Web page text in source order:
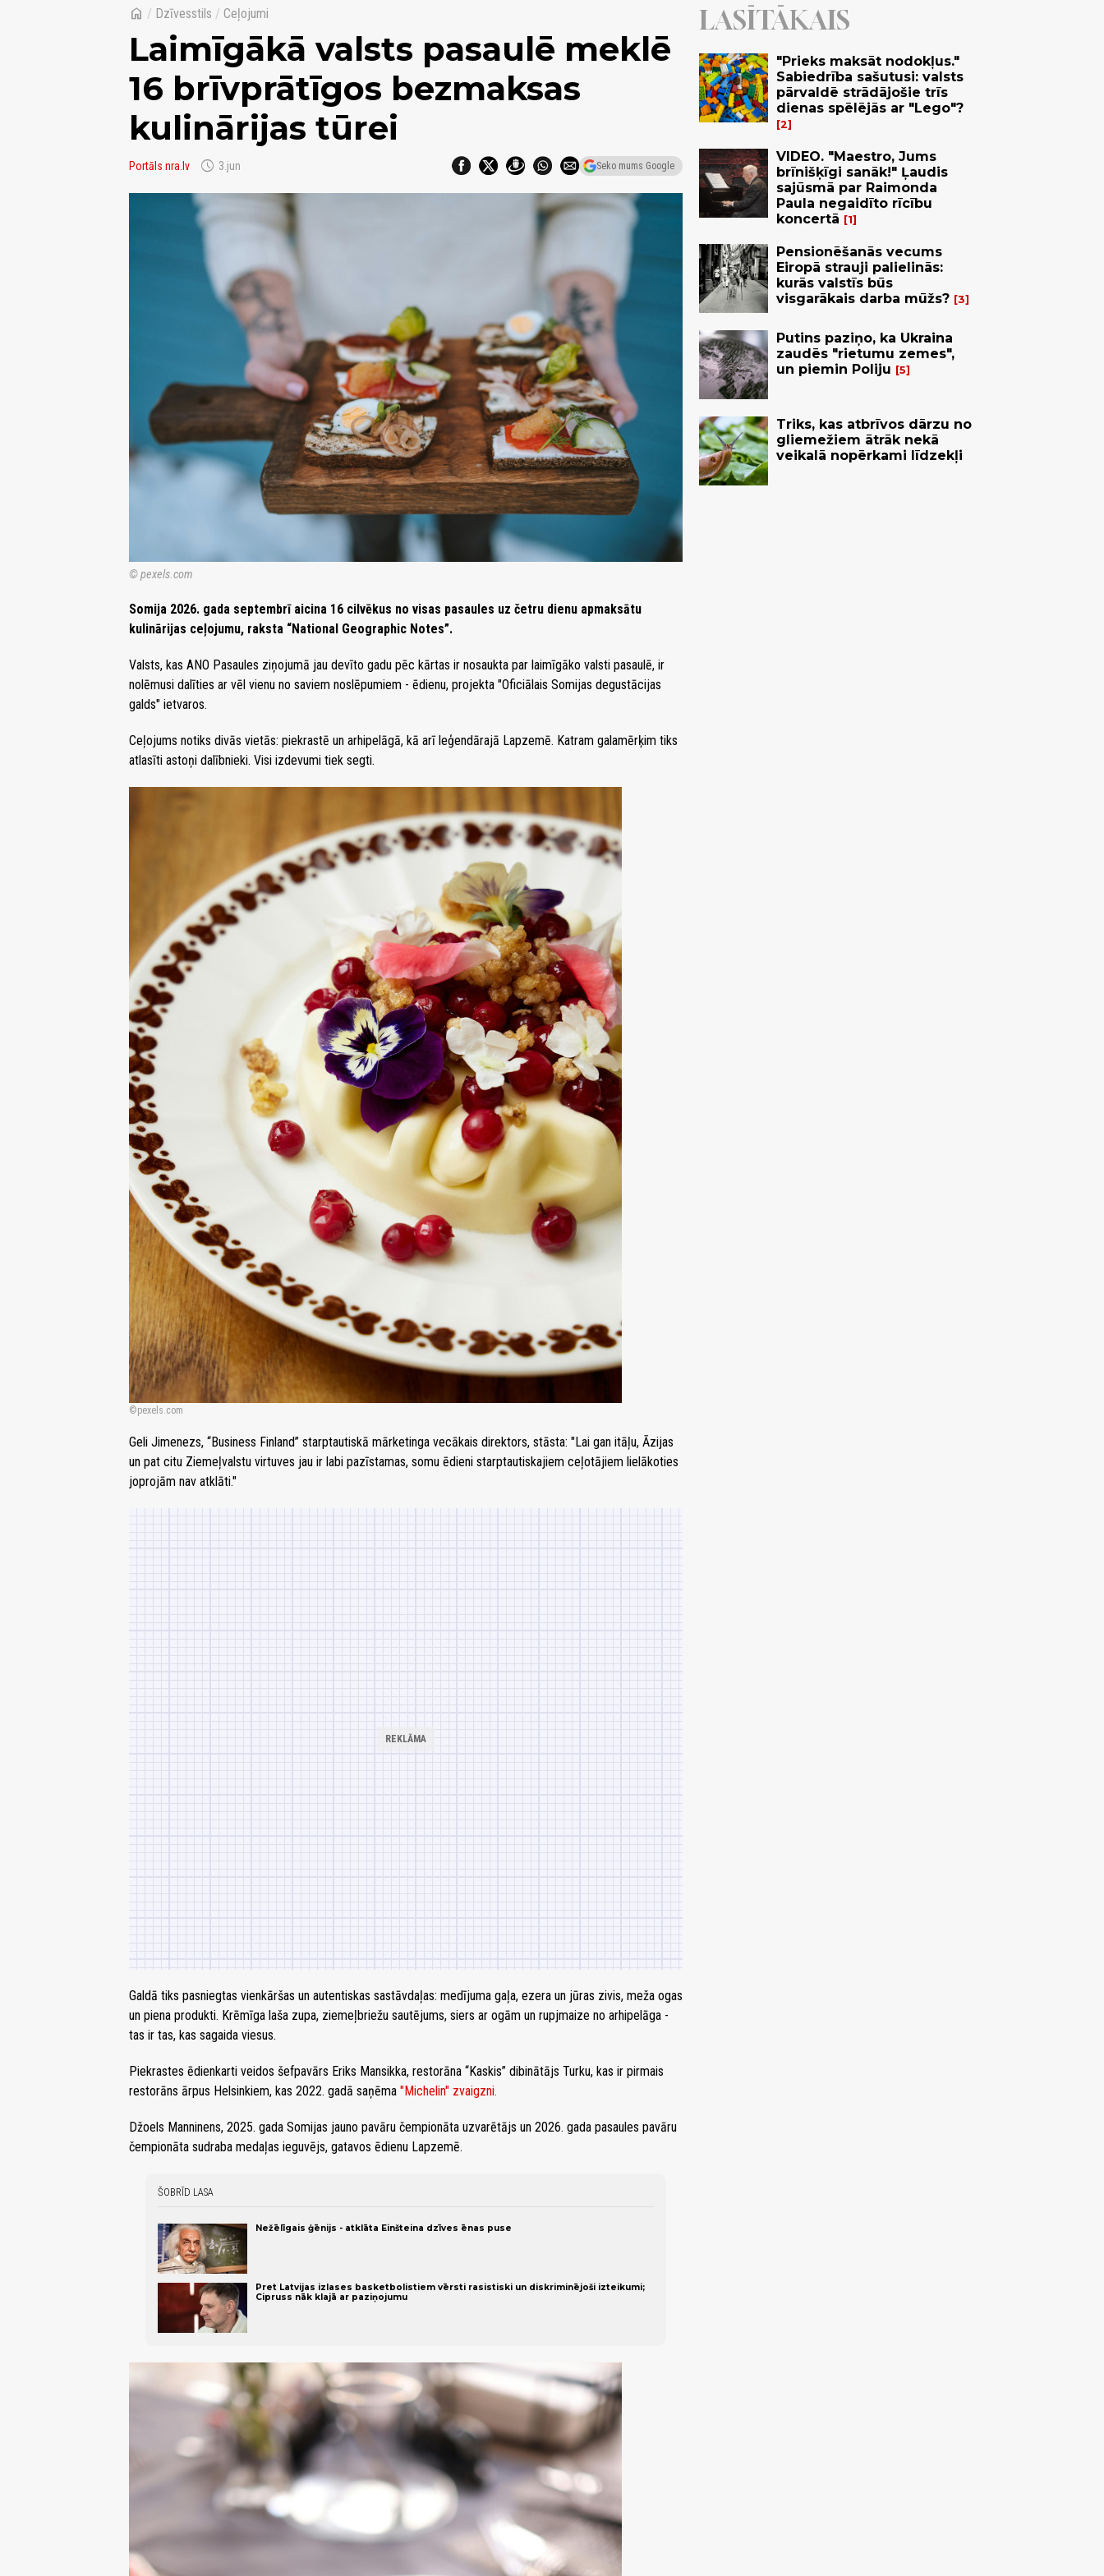
home / Dzīvesstils / Ceļojumi
Laimīgākā valsts pasaulē meklē
16 brīvprātīgos bezmaksas
kulinārijas tūrei
Portāls nra.lv schedule 3.jun Seko mums Google
© pexels.com
Somija 2026. gada septembrī aicina 16 cilvēkus no visas pasaules uz četru dienu apmaksātu
kulinārijas ceļojumu, raksta “National Geographic Notes”.
Valsts, kas ANO Pasaules ziņojumā jau devīto gadu pēc kārtas ir nosaukta par laimīgāko valsti pasaulē, ir
nolēmusi dalīties ar vēl vienu no saviem noslēpumiem - ēdienu, projekta "Oficiālais Somijas degustācijas
galds" ietvaros.
Ceļojums notiks divās vietās: piekrastē un arhipelāgā, kā arī leģendārajā Lapzemē. Katram galamērķim tiks
atlasīti astoņi dalībnieki. Visi izdevumi tiek segti.
pexels.com
Geli Jimenezs, “Business Finland” starptautiskā mārketinga vecākais direktors, stāsta: "Lai gan itāļu, Āzijas
un pat citu Ziemeļvalstu virtuves jau ir labi pazīstamas, somu ēdieni starptautiskajiem ceļotājiem lielākoties
joprojām nav atklāti."
Galdā tiks pasniegtas vienkāršas un autentiskas sastāvdaļas: medījuma gaļa, ezera un jūras zivis, meža ogas
un piena produkti. Krēmīga laša zupa, ziemeļbriežu sautējums, siers ar ogām un rupjmaize no arhipelāga -
tas ir tas, kas sagaida viesus.
Piekrastes ēdienkarti veidos šefpavārs Eriks Mansikka, restorāna “Kaskis” dibinātājs Turku, kas ir pirmais
restorāns ārpus Helsinkiem, kas 2022. gadā saņēma "Michelin" zvaigzni.
Džoels Manninens, 2025. gada Somijas jauno pavāru čempionāta uzvarētājs un 2026. gada pasaules pavāru
čempionāta sudraba medaļas ieguvējs, gatavos ēdienu Lapzemē.
ŠOBRĪD LASA
Nežēlīgais ģēnijs - atklāta Einšteina dzīves ēnas puse
Pret Latvijas izlases basketbolistiem vērsti rasistiski un diskriminējoši izteikumi;
Cipruss nāk klajā ar paziņojumu
LASĪTĀKAIS
"Prieks maksāt nodokļus."
Sabiedrība sašutusi: valsts
pārvaldē strādājošie trīs
dienas spēlējās ar "Lego"?
2
VIDEO. "Maestro, Jums
brīnišķīgi sanāk!" Ļaudis
sajūsmā par Raimonda
Paula negaidīto rīcību
koncertā
1
Pensionēšanās vecums
Eiropā strauji palielinās:
kurās valstīs būs
visgarākais darba mūžs?
3
Putins paziņo, ka Ukraina
zaudēs "rietumu zemes",
un piemin Poliju
5
Triks, kas atbrīvos dārzu no
gliemežiem ātrāk nekā
veikalā nopērkami līdzekļi